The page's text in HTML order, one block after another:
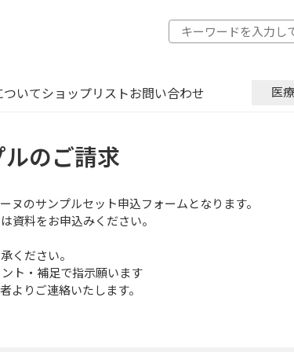
いてショップリストお問い合わせ 医
のご請求
のサンプルセット申込フォームとなります。
資料をお申込みください。
ください。
ト・補足で指示願います
りご連絡いたします。